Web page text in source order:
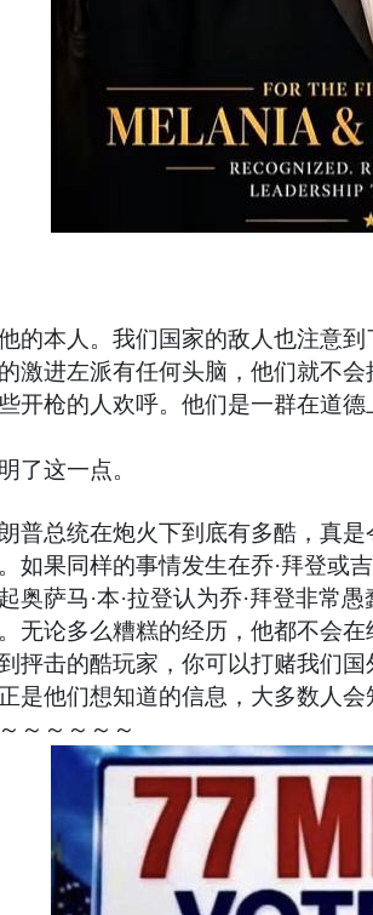
的本人。我们国家的敌人也注意到
激进左派有任何头脑，他们就不会
开枪的人欢呼。他们是一群在道
了这一点。
普总统在炮火下到底有多酷，真
如果同样的事情发生在乔·拜登或
萨马·本·拉登认为乔·拜登非常愚
无论多么糟糕的经历，他都不会在
抨击的酷玩家，你可以打赌我们
是他们想知道的信息，大多数人会
～～～～～